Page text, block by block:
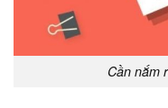
Cần nắm